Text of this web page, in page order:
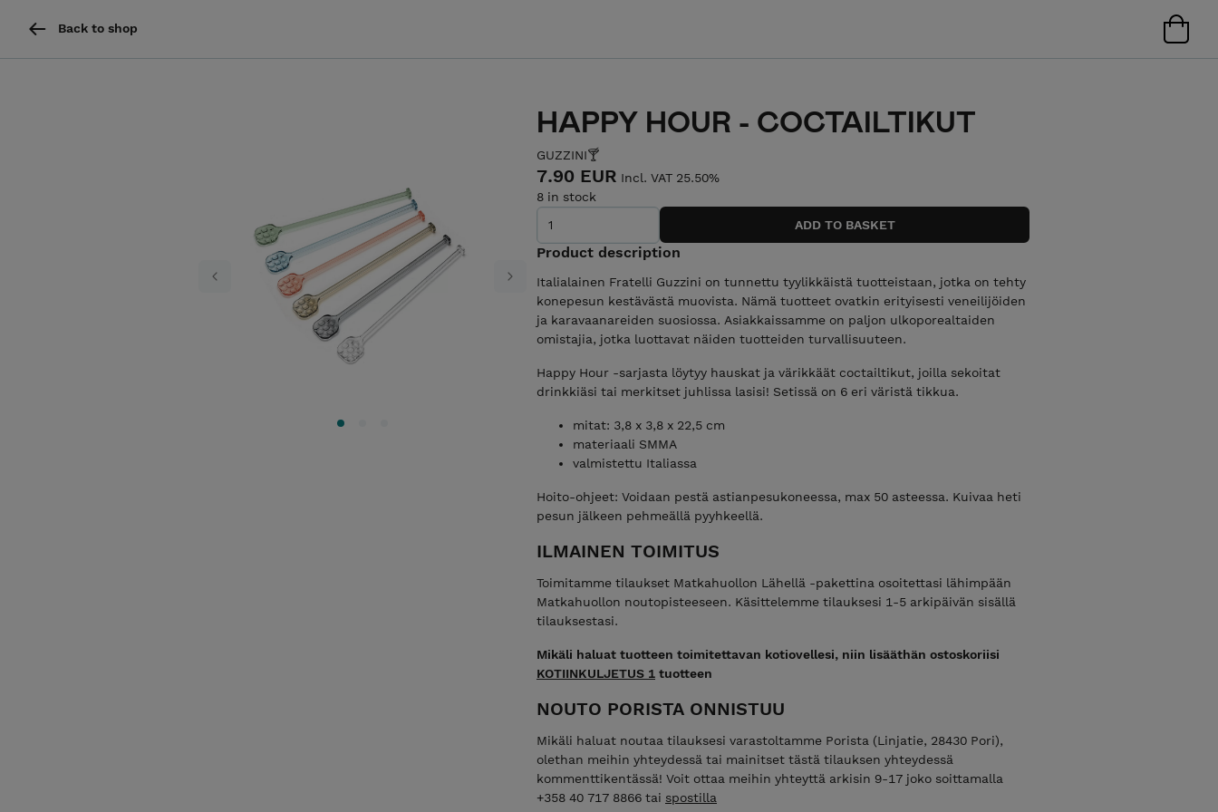
Back to shop
Previous Next
HAPPY HOUR - COCTAILTIKUT
GUZZINI🍸
7.90 EUR Incl. VAT 25.50%
8 in stock
Product description
Italialainen Fratelli Guzzini on tunnettu tyylikkäistä tuotteistaan, jotka on tehty
konepesun kestävästä muovista. Nämä tuotteet ovatkin erityisesti veneilijöiden
ja karavaanareiden suosiossa. Asiakkaissamme on paljon ulkoporealtaiden
omistajia, jotka luottavat näiden tuotteiden turvallisuuteen.
Happy Hour -sarjasta löytyy hauskat ja värikkäät coctailtikut, joilla sekoitat
drinkkiäsi tai merkitset juhlissa lasisi! Setissä on 6 eri väristä tikkua.
mitat: 3,8 x 3,8 x 22,5 cm
materiaali SMMA
valmistettu Italiassa
Hoito-ohjeet: Voidaan pestä astianpesukoneessa, max 50 asteessa. Kuivaa heti
pesun jälkeen pehmeällä pyyhkeellä.
ILMAINEN TOIMITUS
Toimitamme tilaukset Matkahuollon Lähellä -pakettina osoitettasi lähimpään
Matkahuollon noutopisteeseen. Käsittelemme tilauksesi 1-5 arkipäivän sisällä
tilauksestasi.
Mikäli haluat tuotteen toimitettavan kotiovellesi, niin lisääthän ostoskoriisi
KOTIINKULJETUS 1 tuotteen
NOUTO PORISTA ONNISTUU
Mikäli haluat noutaa tilauksesi varastoltamme Porista (Linjatie, 28430 Pori),
olethan meihin yhteydessä tai mainitset tästä tilauksen yhteydessä
kommenttikentässä! Voit ottaa meihin yhteyttä arkisin 9-17 joko soittamalla
+358 40 717 8866 tai spostilla